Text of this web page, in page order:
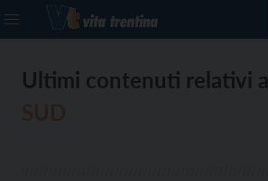
Ultimi contenuti relativi a